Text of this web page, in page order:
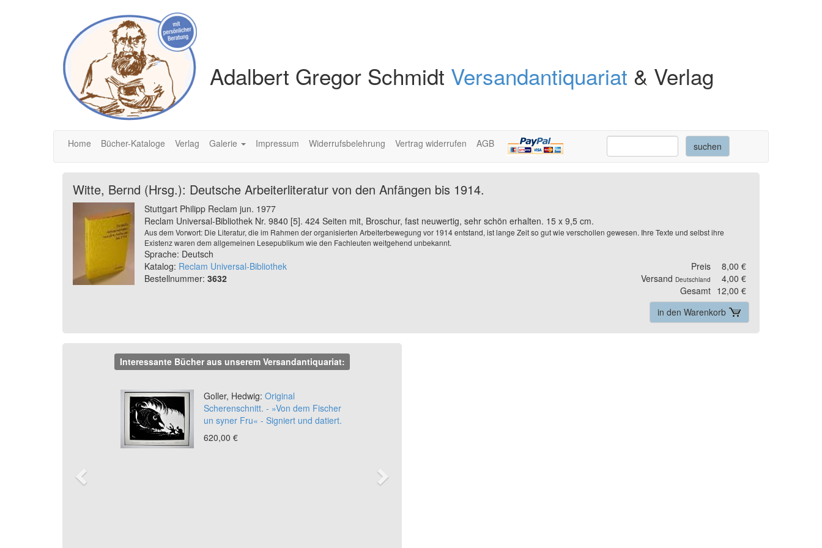
Adalbert Gregor Schmidt Versandantiquariat & Verlag
Home Bücher-Kataloge Verlag Galerie Impressum Widerrufsbelehrung Vertrag widerrufen AGB
Witte, Bernd (Hrsg.): Deutsche Arbeiterliteratur von den Anfängen bis 1914.
Stuttgart Philipp Reclam jun. 1977
Reclam Universal-Bibliothek Nr. 9840 [5]. 424 Seiten mit, Broschur, fast neuwertig, sehr schön erhalten. 15 x 9,5 cm.
Aus dem Vorwort: Die Literatur, die im Rahmen der organisierten Arbeiterbewegung vor 1914 entstand, ist lange Zeit so gut wie verschollen gewesen. Ihre Texte und selbst ihre
Existenz waren dem allgemeinen Lesepublikum wie den Fachleuten weitgehend unbekannt.
Sprache: Deutsch
Katalog: Reclam Universal-Bibliothek
Bestellnummer: 3632
Preis
8,00 €
Versand Deutschland
4,00 €
Gesamt 12,00 €
in den Warenkorb
Interessante Bücher aus unserem Versandantiquariat:
Goller, Hedwig: Original
Scherenschnitt. - »Von dem Fischer
un syner Fru« - Signiert und datiert.
620,00 €
Previous